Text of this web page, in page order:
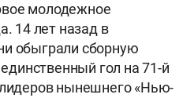
молодежное
14 лет назад в
обыграли сборную
гол на 71-й
нынешнего «Нью-